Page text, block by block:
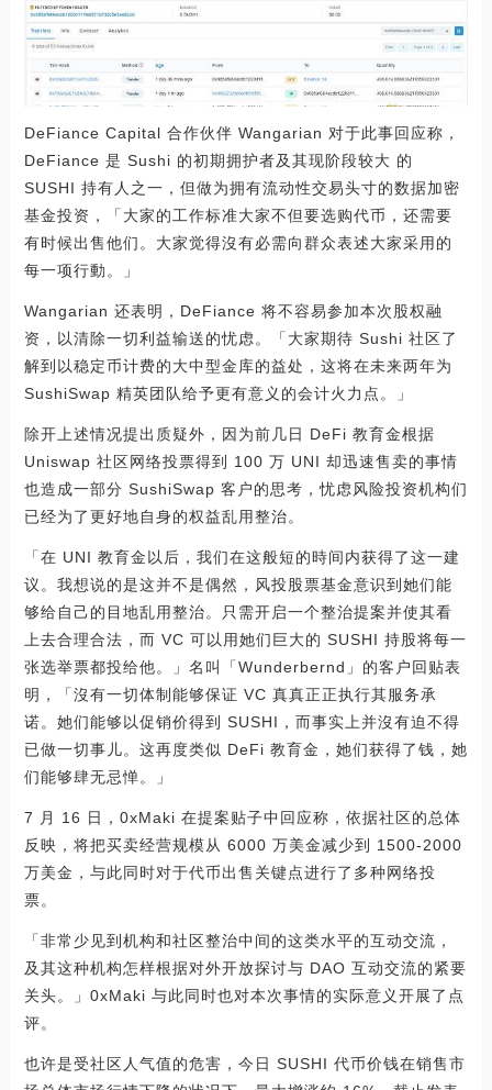
DeFiance Capital 合作伙伴 Wangarian 对于此事回应称，
DeFiance 是 Sushi 的初期拥护者及其现阶段较大 的
SUSHI 持有人之一，但做为拥有流动性交易头寸的数据加密
基金投资，「大家的工作标准大家不但要选购代币，还需要
有时候出售他们。大家觉得沒有必需向群众表述大家采用的
每一项行動。」
Wangarian 还表明，DeFiance 将不容易参加本次股权融
资，以清除一切利益输送的忧虑。「大家期待 Sushi 社区了
解到以稳定币计费的大中型金库的益处，这将在未来两年为
SushiSwap 精英团队给予更有意义的会计火力点。」
除开上述情况提出质疑外，因为前几日 DeFi 教育金根据
Uniswap 社区网络投票得到 100 万 UNI 却迅速售卖的事情
也造成一部分 SushiSwap 客户的思考，忧虑风险投资机构们
已经为了更好地自身的权益乱用整治。
「在 UNI 教育金以后，我们在这般短的時间内获得了这一建
议。我想说的是这并不是偶然，风投股票基金意识到她们能
够给自己的目地乱用整治。只需开启一个整治提案并使其看
上去合理合法，而 VC 可以用她们巨大的 SUSHI 持股将每一
张选举票都投给他。」名叫「Wunderbernd」的客户回贴表
明，「沒有一切体制能够保证 VC 真真正正执行其服务承
诺。她们能够以促销价得到 SUSHI，而事实上并沒有迫不得
已做一切事儿。这再度类似 DeFi 教育金，她们获得了钱，她
们能够肆无忌惮。」
7 月 16 日，0xMaki 在提案贴子中回应称，依据社区的总体
反映，将把买卖经营规模从 6000 万美金减少到 1500-2000
万美金，与此同时对于代币出售关键点进行了多种网络投
票。
「非常少见到机构和社区整治中间的这类水平的互动交流，
及其这种机构怎样根据对外开放探讨与 DAO 互动交流的紧要
关头。」0xMaki 与此同时也对本次事情的实际意义开展了点
评。
也许是受社区人气值的危害，今日 SUSHI 代币价钱在销售市